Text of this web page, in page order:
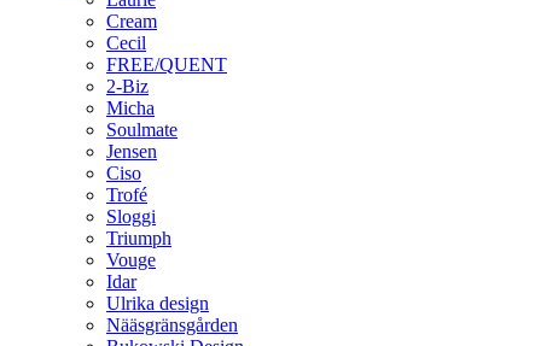
Cream
Cecil
FREE/QUENT
2-Biz
Micha
Soulmate
Jensen
Ciso
Trofé
Sloggi
Triumph
Vouge
Idar
Ulrika design
Nääsgränsgården